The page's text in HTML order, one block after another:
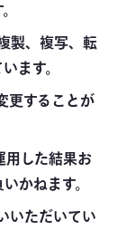
製、複写、転
ます。
更することが
した結果お
かねます。
いただいてい